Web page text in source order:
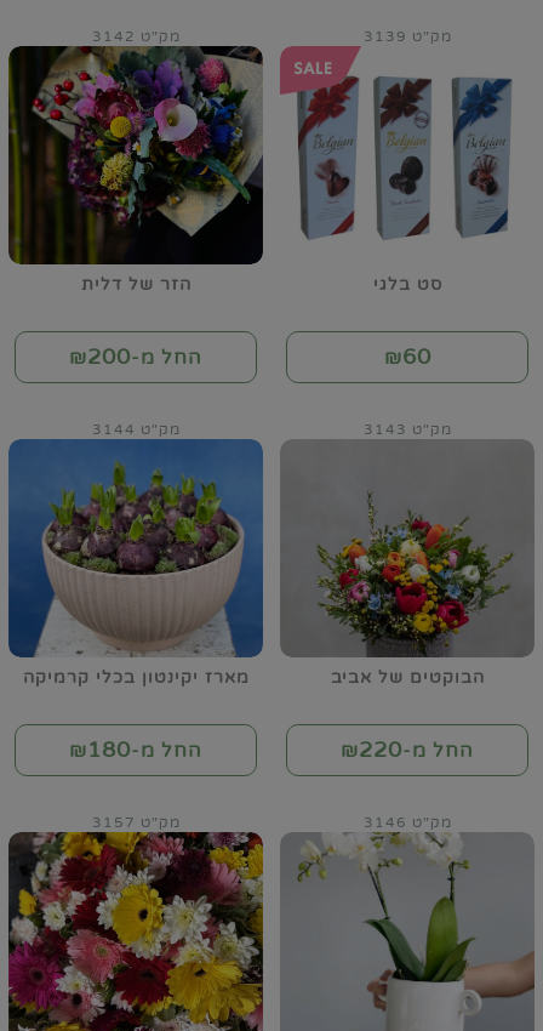
סט בלגי
מק"ט 3139
₪60
הזר של דלית
מק"ט 3142
החל מ-₪200
הבוקטים של אביב
מק"ט 3143
החל מ-₪220
מארז יקינטון בכלי קרמיקה
מק"ט 3144
החל מ-₪180
מק"ט 3146 מק"ט 3157